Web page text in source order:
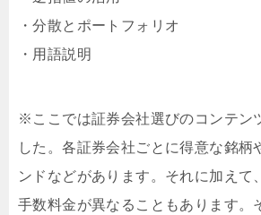
・分散とポートフォリオ
・用語説明
※ここでは証券会社選びのコンテン
した。各証券会社ごとに得意な銘柄
ンドなどがあります。それに加えて
手数料金が異なることもあります。